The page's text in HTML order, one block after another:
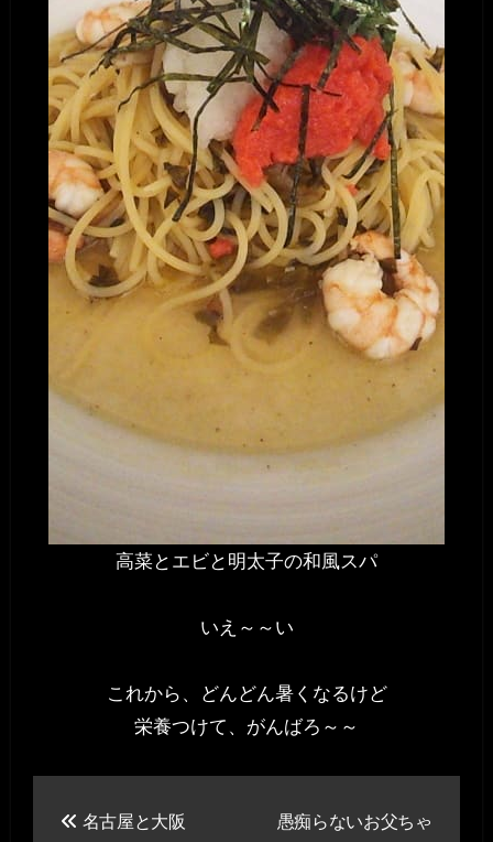
高菜とエビと明太子の和風スパ
いえ～～い
これから、どんどん暑くなるけど
栄養つけて、がんばろ～～
名古屋と大阪
愚痴らないお父ちゃ